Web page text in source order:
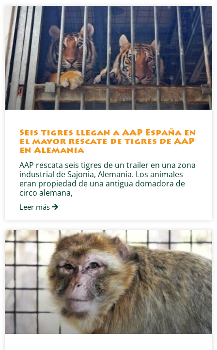
Seis tigres llegan a AAP España en
el mayor rescate de tigres de AAP
en Alemania
AAP rescata seis tigres de un trailer en una zona
industrial de Sajonia, Alemania. Los animales
eran propiedad de una antigua domadora de
circo alemana,
Leer más